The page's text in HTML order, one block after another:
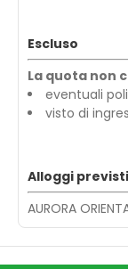
Escluso
La quota non
eventuali
visto di
Alloggi previsti
AURORA